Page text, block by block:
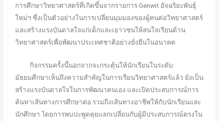
การศึกษาวิทยาศาสตร์ที่เกิดขึ้นจากรายการ Genwit อัจฉริยะพันธุ์
ใหม่ฯ ซึ่งเป็นตัวอย่างในการเปลี่ยนมุมมองของผู้คนต่อวิทยาศาสตร์
และสร้างแรงบันดาลใจแก่เด็กและเยาวชนให้สนใจเรียนด้าน
วิทยาศาสตร์เพื่อพัฒนาประเทศชาติอย่างยั่งยืนในอนาคต
กิจกรรมครั้งนี้นอกจากจะกระตุ้นให้นักเรียนในระดับ
มัธยมศึกษาเห็นถึงความสำคัญในการเรียนวิทยาศาสตร์แล้ว ยังเป็น
สร้างแรงบันดาลใจในการพัฒนาตนเอง และเปิดประสบการณ์การ
ค้นหาเส้นทางการศึกษาต่อ รวมถึงเส้นทางอาชีพให้กับนักเรียนและ
นักศึกษา โดยการพบปะพูดคุยแลกเปลี่ยนกับผู้มีประสบการณ์ตรงใน